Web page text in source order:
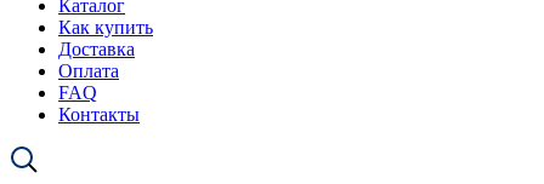
Каталог
Как купить
Доставка
Оплата
FAQ
Контакты